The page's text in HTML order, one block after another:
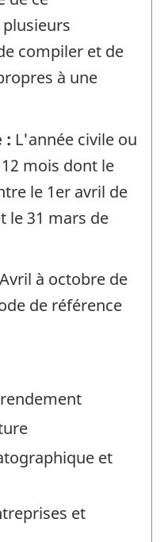
compiler et de
à une
: L'année civile ou
mois dont le
le 1er avril de
le 31 mars de
Avril à octobre de
de référence
et
et